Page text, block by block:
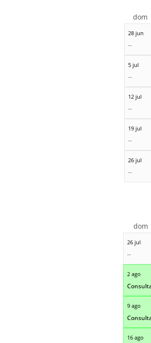
28 jun
--
5 jul
--
12 jul
--
19 jul
--
26 jul
--
dom
26 jul
--
2 ago
9 ago
16 ago
dom